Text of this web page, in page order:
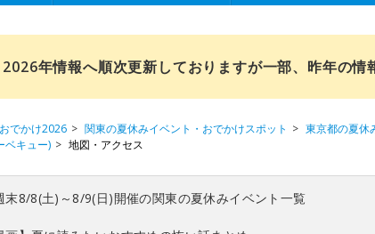
2026年情報へ順次更新しておりますが一部、昨年の情
でかけ2026 関東の夏休みイベント・おでかけスポット 東京都の夏休
ベキュー)
地図・アクセス
末8/8(土)～8/9(日)開催の関東の夏休みイベント一覧